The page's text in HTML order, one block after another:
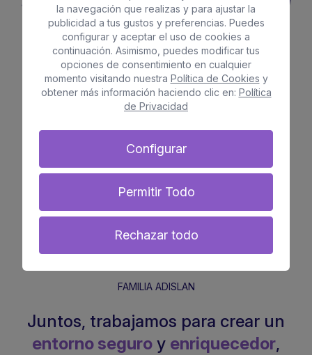
resolver y busca estrategias para salir adelante
El orden lógico de progresión de esos 10 puntos es:
1. Adaptación Mental.
2. Suelta.
3. Control de Rotación Transversal.
6. Control de Rotación Combinada.
7. Inmersión Mental.
8. Equilibrio en la Inmovilidad.
9. Arrastre por las Corrientes.
10. Propulsión y Brazada Simple.
FAMILIA ADISLAN
Juntos, trabajamos para crear un
entorno seguro y enriquecedor,
la navegación que realizas y para ajustar la
publicidad a tus gustos y preferencias. Puedes
configurar y aceptar el uso de cookies a
continuación. Asimismo, puedes modificar tus
opciones de consentimiento en cualquier
momento visitando nuestra Política de Cookies y
obtener más información haciendo clic en: Política
de Privacidad
Configurar
Permitir Todo
Rechazar todo